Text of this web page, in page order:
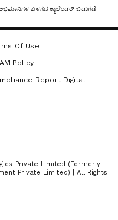
ಬಳಗದ ಕ್ಯಾಲೆಂಡರ್ ಬಿಡುಗಡೆ
Of Use
Policy
Report Digital
Private Limited (Formerly
Private Limited) | All Rights